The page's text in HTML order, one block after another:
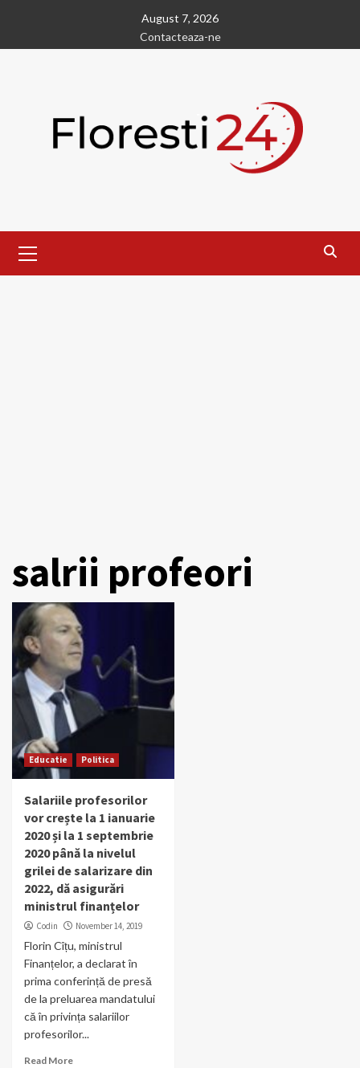
content
August 7, 2026
Contacteaza-ne
Menu
salrii profeori
Educatie Politica
Salariile profesorilor
vor crește la 1 ianuarie
2020 și la 1 septembrie
2020 până la nivelul
grilei de salarizare din
2022, dă asigurări
ministrul finanțelor
Codin November 14, 2019
Florin Cîțu, ministrul
Finanțelor, a declarat în
prima conferință de presă
de la preluarea mandatului
că în privința salariilor
profesorilor...
Read More